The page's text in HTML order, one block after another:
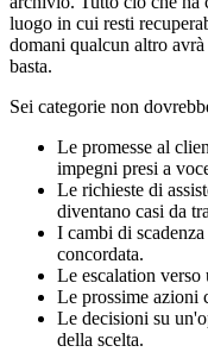
luogo in cui resti
domani qualcun altro
basta.
Sei categorie non
Le promesse al
impegni presi a
Le richieste di
diventano casi da
I cambi di
concordata.
Le escalation verso
Le prossime azioni
Le decisioni su
della scelta.